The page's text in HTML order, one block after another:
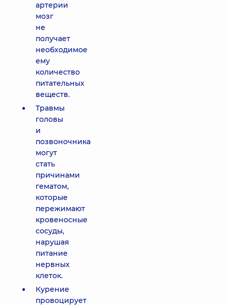
артерии
мозг
не
получает
необходимое
ему
количество
питательных
веществ.
Травмы
головы
и
позвоночника
могут
стать
причинами
гематом,
которые
пережимают
кровеносные
сосуды,
нарушая
питание
нервных
клеток.
Курение
провоцирует